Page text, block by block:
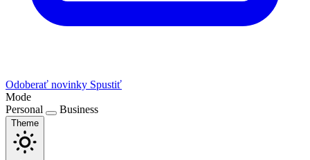
Odoberať novinky Spustiť
Mode
Personal
Business
Theme